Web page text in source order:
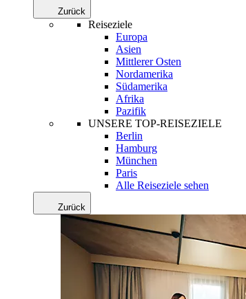
Zurück
Reiseziele
Europa
Asien
Mittlerer Osten
Nordamerika
Südamerika
Afrika
Pazifik
UNSERE TOP-REISEZIELE
Berlin
Hamburg
München
Paris
Alle Reiseziele sehen
Zurück